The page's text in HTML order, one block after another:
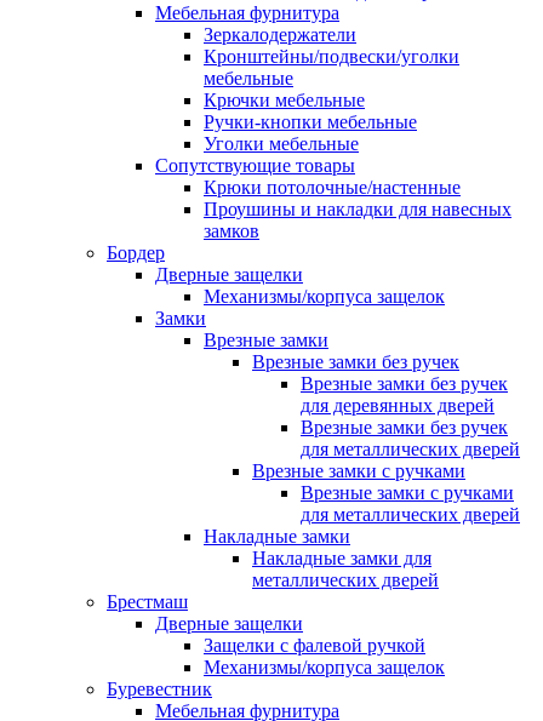
Мебельная фурнитура
Зеркалодержатели
Кронштейны/подвески/уголки
мебельные
Крючки мебельные
Ручки-кнопки мебельные
Уголки мебельные
Сопутствующие товары
Крюки потолочные/настенные
Проушины и накладки для навесных
замков
Бордер
Дверные защелки
Механизмы/корпуса защелок
Замки
Врезные замки
Врезные замки без ручек
Врезные замки без ручек
для деревянных дверей
Врезные замки без ручек
для металлических дверей
Врезные замки с ручками
Врезные замки с ручками
для металлических дверей
Накладные замки
Накладные замки для
металлических дверей
Брестмаш
Дверные защелки
Защелки с фалевой ручкой
Механизмы/корпуса защелок
Буревестник
Мебельная фурнитура